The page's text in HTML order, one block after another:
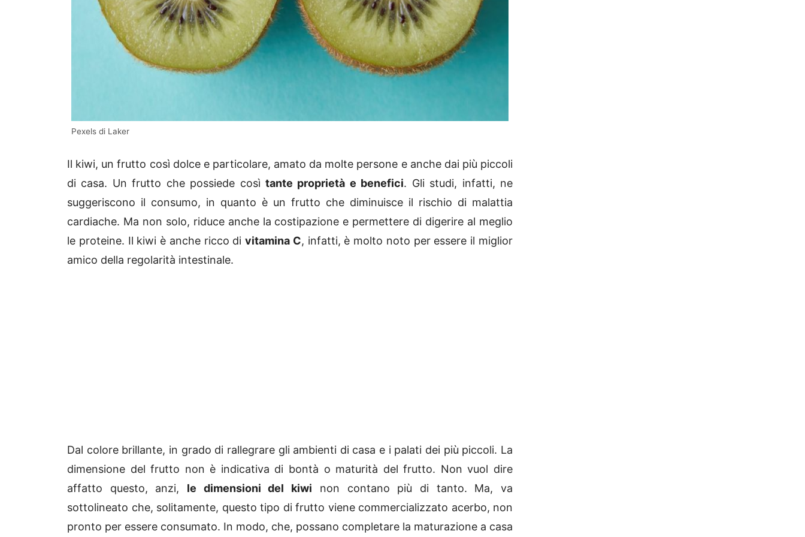
Pexels di Laker
Il kiwi, un frutto così dolce e particolare, amato da molte persone e anche dai più piccoli
di casa. Un frutto che possiede così tante proprietà e benefici. Gli studi, infatti, ne
suggeriscono il consumo, in quanto è un frutto che diminuisce il rischio di malattia
cardiache. Ma non solo, riduce anche la costipazione e permettere di digerire al meglio
le proteine. Il kiwi è anche ricco divitamina C, infatti, è molto noto per essere il miglior
amico della regolarità intestinale.
Dal colore brillante, in grado di rallegrare gli ambienti di casa e i palati dei più piccoli. La
dimensione del frutto non è indicativa di bontà o maturità del frutto. Non vuol dire
affatto questo, anzi, le dimensioni del kiwi non contano più di tanto. Ma, va
sottolineato che, solitamente, questo tipo di frutto viene commercializzato acerbo, non
pronto per essere consumato. In modo, che, possano completare la maturazione a casa